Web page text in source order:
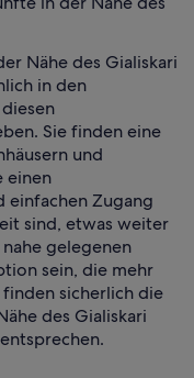
Nähe des Gialiskari
in den
Sie finden eine
und
einen
einfachen Zugang
sind, etwas weiter
gelegenen
sein, die mehr
sicherlich die
des Gialiskari